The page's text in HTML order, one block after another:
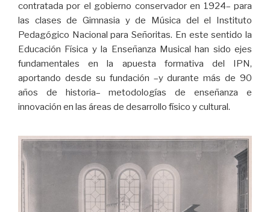
contratada por el gobierno conservador en 1924– para
las clases de Gimnasia y de Música del el Instituto
Pedagógico Nacional para Señoritas. En este sentido la
Educación Física y la Enseñanza Musical han sido ejes
fundamentales en la apuesta formativa del IPN,
aportando desde su fundación –y durante más de 90
años de historia– metodologías de enseñanza e
innovación en las áreas de desarrollo físico y cultural.